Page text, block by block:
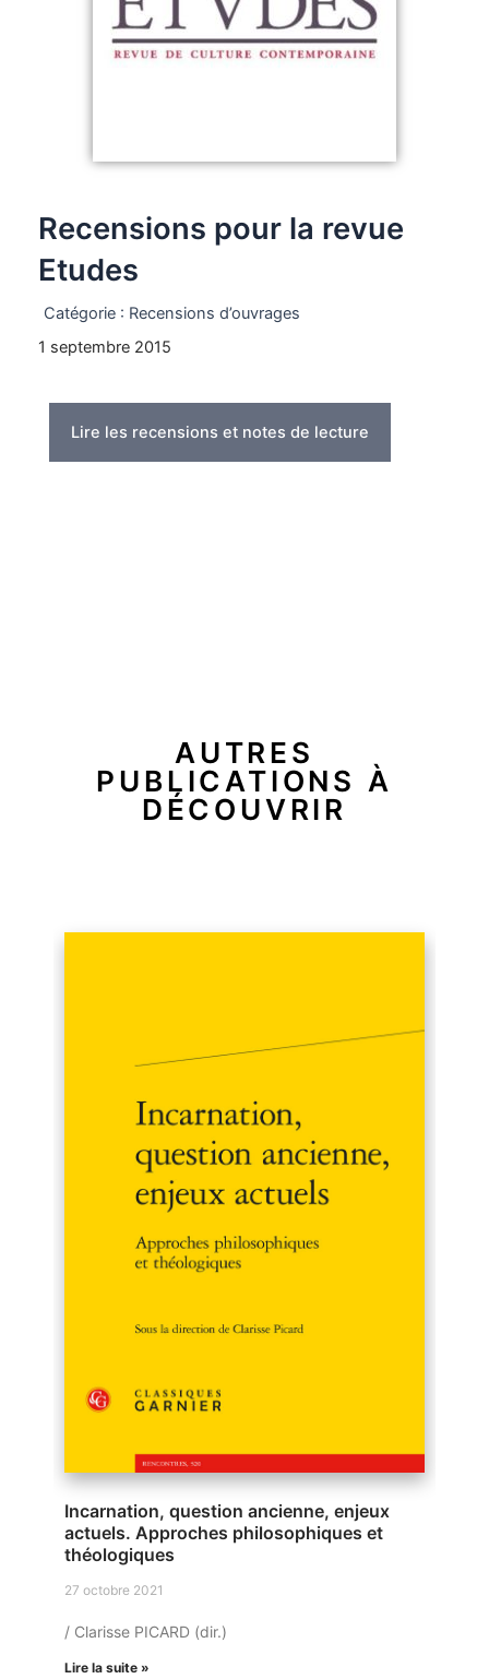
Recensions pour la revue
Etudes
Catégorie : Recensions d’ouvrages
1 septembre 2015
Lire les recensions et notes de lecture
AUTRES
PUBLICATIONS À
DÉCOUVRIR
Incarnation, question ancienne, enjeux
actuels. Approches philosophiques et
théologiques
27 octobre 2021
/ Clarisse PICARD (dir.)
Lire la suite »